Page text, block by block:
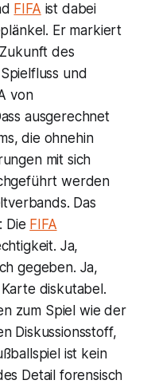
FIFA ist dabei
Er markiert
des
und
von
ausgerechnet
die ohnehin
mit sich
werden
Das
Die FIFA
Ja,
gegeben. Ja,
diskutabel.
zum Spiel wie der
Diskussionsstoff,
ist kein
Detail forensisch